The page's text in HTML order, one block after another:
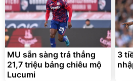
MU sẵn sàng trả thẳng
21,7 triệu bảng chiêu mộ
Lucumi
3